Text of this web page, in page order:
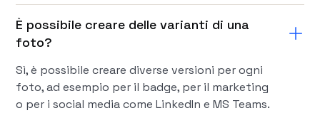
È possibile creare delle varianti di una
foto?
Sì, è possibile creare diverse versioni per ogni
foto, ad esempio per il badge, per il marketing
o per i social media come LinkedIn e MS Teams.